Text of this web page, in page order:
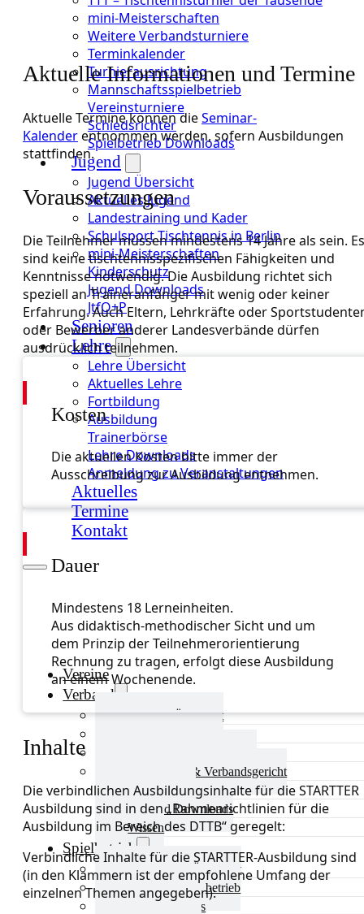
mini-Meisterschaften
Weitere Verbandsturniere
Terminkalender
Turnierausrichtung
Mannschaftsspielbetrieb
Vereinsturniere
Schiedsrichter
Spielbetrieb Downloads
Jugend
Jugend Übersicht
Aktuelles Jugend
Landestraining und Kader
Schulsport Tischtennis in Berlin
mini-Meisterschaften
Kinderschutz
Jugend Downloads
JtfO+P
Senioren
Lehre
Lehre Übersicht
Aktuelles Lehre
Fortbildung
Ausbildung
Trainerbörse
Lehre Downloads
Anmeldung zu Veranstaltungen
Aktuelles
Termine
Kontakt
Vereine
Verband
Verband Übersicht
Ausschüsse & Verbandsgericht
Kinderschutz
Verband Downloads
Wissen
Spielbetrieb
Spielbetrieb Übersicht
Aktuelles Spielbetrieb
BEM & Qualis
Aktuelle Informationen und Termine
Aktuelle Termine können dieSeminar-
Kalenderentnommen werden, sofern Ausbildungen
stattfinden.
Voraussetzungen
Die Teilnehmer müssen mindestens 14 Jahre als sein. Es
sind keine tischtennisspezifischen Fähigkeiten und
Kenntnisse notwendig. Die Ausbildung richtet sich
speziell an Traineranfänger mit wenig oder keiner
Erfahrung. Auch Eltern, Lehrkräfte oder
oder Bewerber anderer Landesverbände dürfen
ausdrücklich teilnehmen.
Kosten
Die aktuellen Kosten bitte immer der
Ausschreibung zur Ausbildung entnehmen.
Dauer
Mindestens 18 Lerneinheiten.
Aus didaktisch-methodischer Sicht und um
dem Prinzip der Teilnehmerorientierung
Rechnung zu tragen, erfolgt diese Ausbildung
an einem Wochenende.
Inhalte
Die verbindlichen Ausbildungsinhalte für die STARTTER
Ausbildung sind in den „Rahmenrichtlinien für die
Ausbildung im Bereich des DTTB“ geregelt:
Verbindliche Inhalte für die STARTTER-Ausbildung sind
(in den Klammern ist der empfohlene Umfang der
einzelnen Themen angegeben):